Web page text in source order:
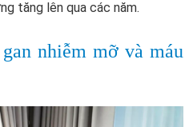
tăng lên qua các năm.
nhiễm mỡ và máu